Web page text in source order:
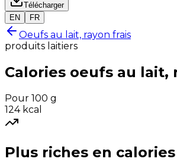
Télécharger
EN
FR
Oeufs au lait, rayon frais
produits laitiers
Calories oeufs au lait,
Pour 100 g
124 kcal
Plus riches en calories